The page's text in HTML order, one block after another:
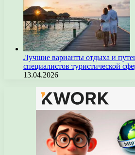
Лучшие варианты отдыха и
специалистов туристической
13.04.2026